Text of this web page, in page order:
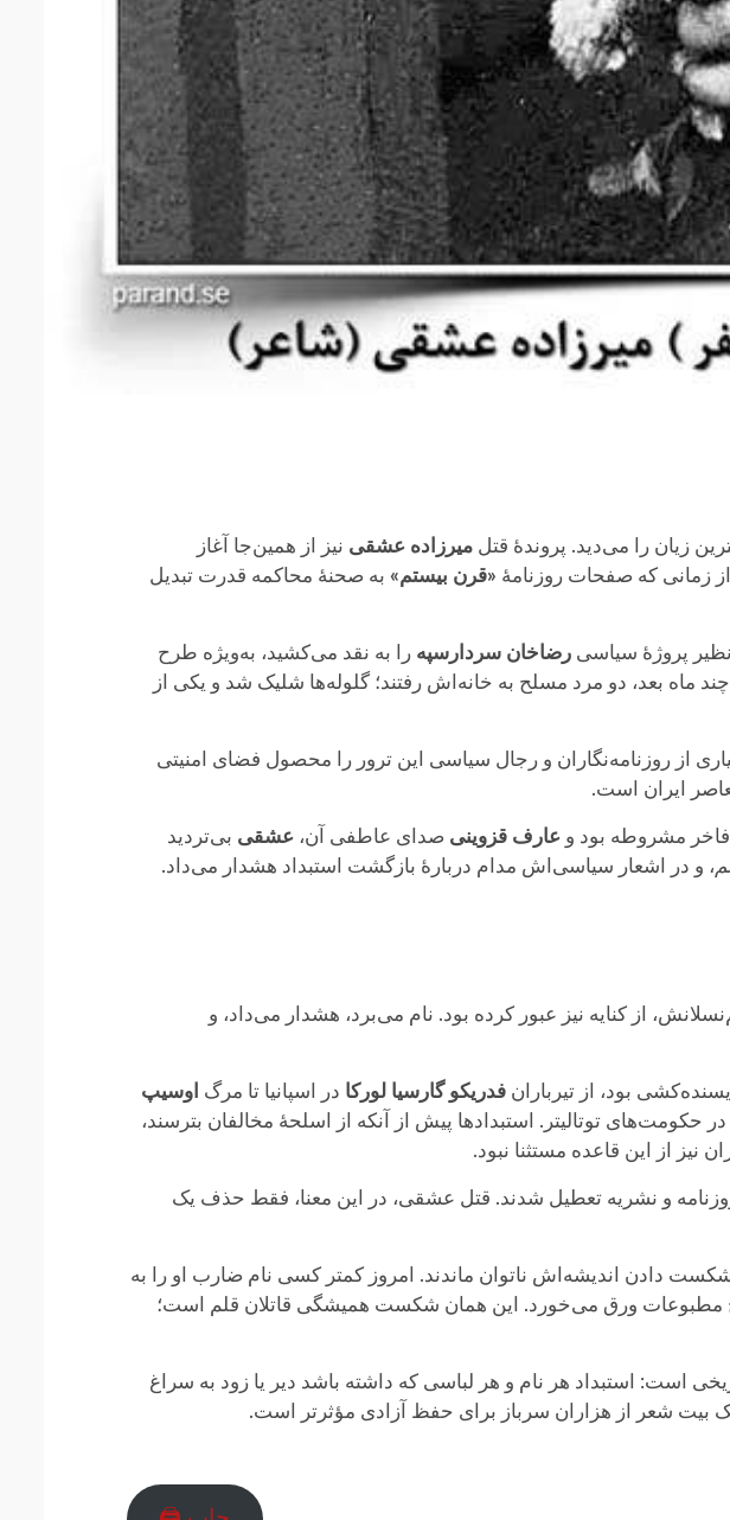
زیان را می‌دید. پروندهٔ قتل میرزاده عشقی نیز از همین‌جا آغاز
«قرن بیستم» به صحنهٔ محاکمه قدرت تبدیل
پروژهٔ سیاسی رضاخان سردارسپه را به نقد می‌کشید، به‌ویژه طرح
ماه بعد، دو مرد مسلح به خانه‌اش رفتند؛ گلوله‌ها شلیک شد و یکی از
از روزنامه‌نگاران و رجال سیاسی این ترور را محصول فضای امنیتی
ایران است.
فاخر مشروطه بود و عارف قزوینی صدای عاطفی آن، عشقی بی‌تردید
، و در اشعار سیاسی‌اش مدام دربارهٔ بازگشت استبداد هشدار می‌داد.
از کنایه نیز عبور کرده بود. نام می‌برد، هشدار می‌داد، و
بود، از تیرباران فدریکو گارسیا لورکا در اسپانیا تا مرگ اوسیپ
حکومت‌های توتالیتر. استبدادها پیش از آنکه از اسلحهٔ مخالفان بترسند،
نیز از این قاعده مستثنا نبود.
و نشریه تعطیل شدند. قتل عشقی، در این معنا، فقط حذف یک
دادن اندیشه‌اش ناتوان ماندند. امروز کمتر کسی نام ضارب او را به
مطبوعات ورق می‌خورد. این همان شکست همیشگی قاتلان قلم است؛
است: استبداد هر نام و هر لباسی که داشته باشد دیر یا زود به سراغ
یک بیت شعر از هزاران سرباز برای حفظ آزادی مؤثرتر است.